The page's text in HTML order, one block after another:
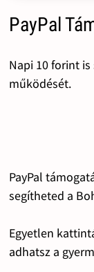
PayPal
Napi 10 forint
működését.
PayPal
segítheted a
Egyetlen
adhatsz a